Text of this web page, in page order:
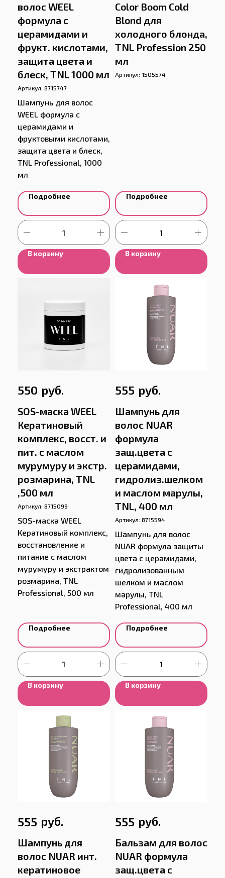
волос WEEL
формула с
церамидами и
фрукт. кислотами,
защита цвета и
блеск, TNL 1000 мл
Артикул: 8715747
Шампунь для волос
WEEL формула с
церамидами и
фруктовыми кислотами,
защита цвета и блеск,
TNL Professional, 1000
мл
Подробнее
В корзину
Color Boom Cold
Blond для
холодного блонда,
TNL Profession 250
мл
Артикул: 1505574
Подробнее
В корзину
550 руб.
SOS-маска WEEL
Кератиновый
комплекс, восст. и
пит. с маслом
мурумуру и экстр.
розмарина, TNL
,500 мл
Артикул: 8715099
SOS-маска WEEL
Кератиновый комплекс,
восстановление и
питание с маслом
мурумуру и экстрактом
розмарина, TNL
Professional, 500 мл
Подробнее
В корзину
555 руб.
Шампунь для
волос NUAR
формула
защ.цвета с
церамидами,
гидролиз.шелком
и маслом марулы,
TNL, 400 мл
Артикул: 8715594
Шампунь для волос
NUAR формула защиты
цвета с церамидами,
гидролизованным
шелком и маслом
марулы, TNL
Professional, 400 мл
Подробнее
В корзину
555 руб.
Шампунь для
волос NUAR инт.
кератиновое
555 руб.
Бальзам для волос
NUAR формула
защ.цвета с